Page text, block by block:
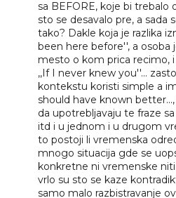
sa BEFORE, koje bi trebalo
sto se desavalo pre, a sada
tako? Dakle koja je razlika
been here before'', a osoba
mesto o kom prica recimo,
,,If I never knew you''...
kontekstu koristi simple a
should have known
da upotrebljavaju te fraze
itd i u jednom i u drugom
to postoji li vremenska
mnogo situacija gde se
konkretne ni vremenske
vrlo su sto se kaze
samo malo razbistravanje